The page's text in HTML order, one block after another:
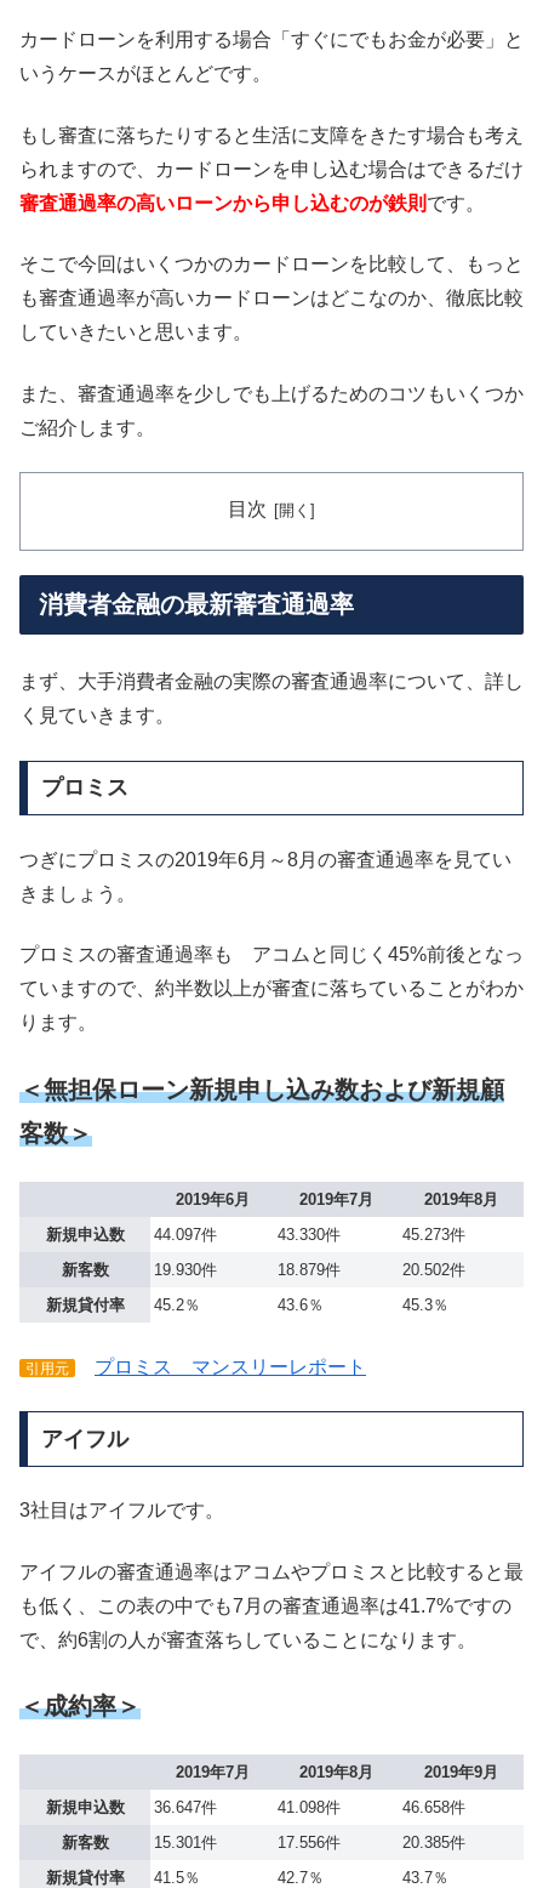
カードローンを利用する場合「すぐにでもお金が必要」と
いうケースがほとんどです。
もし審査に落ちたりすると生活に支障をきたす場合も考え
られますので、カードローンを申し込む場合はできるだけ
審査通過率の高いローンから申し込むのが鉄則 です。
そこで今回はいくつかのカードローンを比較して、もっと
も審査通過率が高いカードローンはどこなのか、徹底比較
していきたいと思います。
また、審査通過率を少しでも上げるためのコツもいくつか
ご紹介します。
目次
消費者金融の最新審査通過率
まず、大手消費者金融の実際の審査通過率について、詳し
く見ていきます。
プロミス
つぎにプロミスの2019年6月～8月の審査通過率を見てい
きましょう。
プロミスの審査通過率も アコムと同じく45%前後となっ
ていますので、約半数以上が審査に落ちていることがわか
ります。
＜無担保ローン新規申し込み数および新規顧
客数＞
2019年6月 2019年7月
2019年8月
新規申込数
44.097件 43.330件
45.273件
新客数
19.930件 18.879件
20.502件
新規貸付率
45.2％ 43.6％ 45.3％
引用元 プロミス マンスリーレポート
アイフル
3社目はアイフルです。
アイフルの審査通過率はアコムやプロミスと比較すると最
も低く、この表の中でも7月の審査通過率は41.7%ですの
で、約6割の人が審査落ちしていることになります。
＜成約率＞
2019年7月 2019年8月
2019年9月
新規申込数
36.647件 41.098件
46.658件
新客数
15.301件 17.556件
20.385件
新規貸付率
41.5％ 42.7％ 43.7％